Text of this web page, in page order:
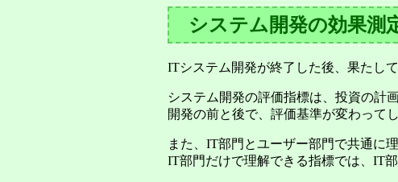
システム開発の効果測
ITシステム開発が終了した後、果たし
システム開発の評価指標は、投資の計
開発の前と後で、評価基準が変わって
また、IT部門とユーザー部門で共通に
IT部門だけで理解できる指標では、IT